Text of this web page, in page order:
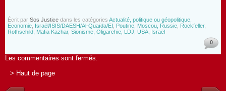
Écrit par Sos Justice dans les catégories Actualité, politique ou géopolitique,
Economie Israël/ISIS/DAESH/Al-Quaïda/EI Poutine, Moscou, Russie Rockfeller,
Rothschild, Mafia Kazhar, Sionisme, Oligarchie, LDJ USA, Israël
0
Les commentaires sont fermés.
> Haut de page